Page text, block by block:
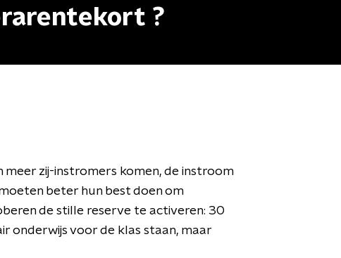
?
meer zij-instromers komen, de instroom
beter hun best doen om
de stille reserve te activeren: 30
onderwijs voor de klas staan, maar